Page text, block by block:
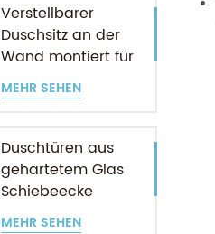
Verstellbarer
Duschsitz an der
Wand montiert für
ältere Menschen
MEHR SEHEN
Duschtüren aus
gehärtetem Glas
Schiebeecke
Eingang
MEHR SEHEN